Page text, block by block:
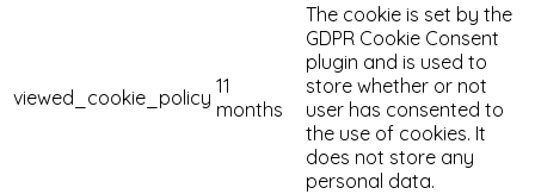
viewed_cookie_policy 11
months
The cookie is set by the
GDPR Cookie Consent
plugin and is used to
store whether or not
user has consented to
the use of cookies. It
does not store any
personal data.